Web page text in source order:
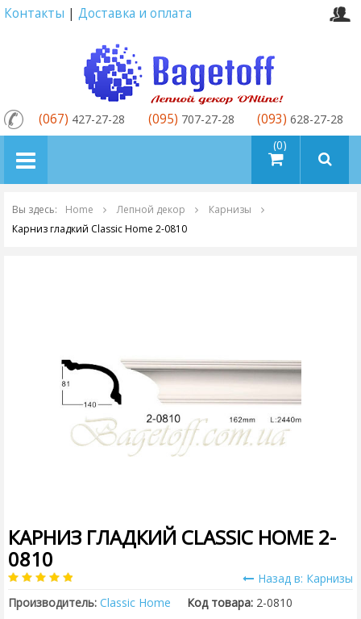
Контакты | Доставка и оплата
товаров (0)
(067) 427-27-28 (095) 707-27-28 (093) 628-27-28
Вы здесь: Home Лепной декор
Карнизы
Карниз гладкий Classic Home 2-0810
КАРНИЗ ГЛАДКИЙ CLASSIC HOME 2-
0810
Назад в: Карнизы
Производитель: Classic Home Код товара: 2-0810